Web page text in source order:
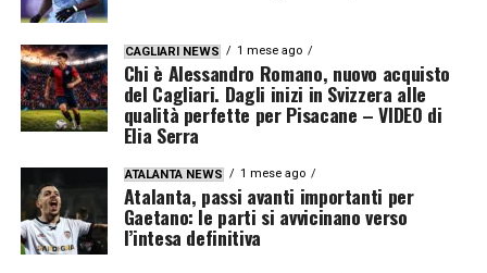
CAGLIARI NEWS 1 mese ago
Chi è Alessandro Romano, nuovo acquisto
del Cagliari. Dagli inizi in Svizzera alle
qualità perfette per Pisacane – VIDEO di
Elia Serra
ATALANTA NEWS 1 mese ago
Atalanta, passi avanti importanti per
Gaetano: le parti si avvicinano verso
l’intesa definitiva